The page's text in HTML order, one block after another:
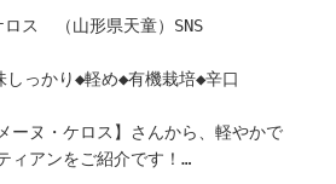
内での微生物による変質を抑制する
約220年前より朝倉の地で酒造りを
ス （山形県天童）SNS
っかり◆軽め◆有機栽培◆辛口
ーヌ・ケロス】さんから、軽やかで
ィアンをご紹介です！